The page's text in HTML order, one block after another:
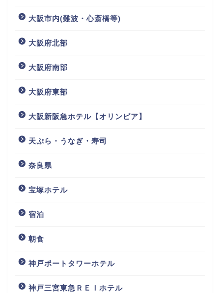
大阪市内(難波・心斎橋等)
大阪府北部
大阪府南部
大阪府東部
大阪新阪急ホテル【オリンピア】
天ぷら・うなぎ・寿司
奈良県
宝塚ホテル
宿泊
朝食
神戸ポートタワーホテル
神戸三宮東急ＲＥＩホテル